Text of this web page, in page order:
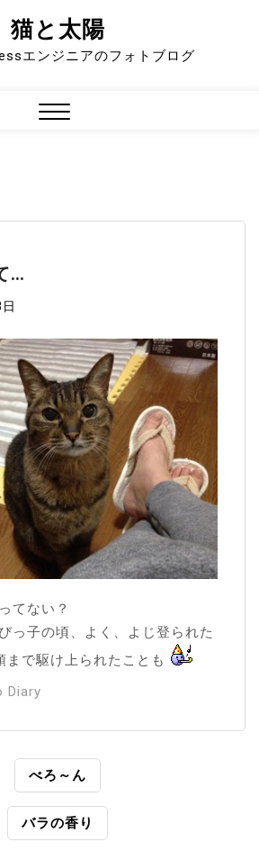
猫と太陽
エンジニアのフォトブログ
…
てない？
っ子の頃、よく、よじ登られた
まで駆け上られたことも
Diary
べろ～ん
バラの香り